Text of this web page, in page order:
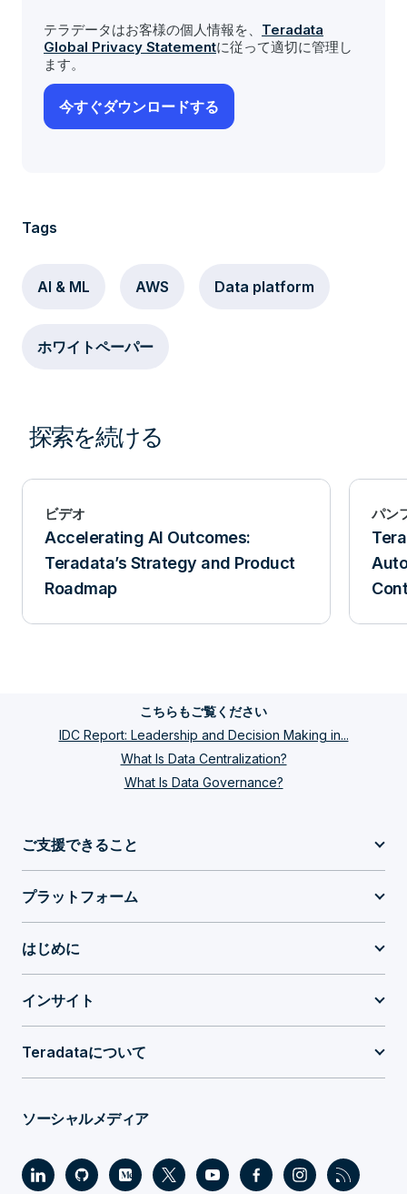
テラデータはお客様の個人情報を、 Teradata
Global Privacy Statementに従って適切に管理し
ます。
Tags
AI & ML AWS Data platform
ホワイトペーパー
探索を続ける
ビデオ
Accelerating AI Outcomes:
Teradata’s Strategy and Product
Roadmap
パン
こちらもご覧ください
IDC Report: Leadership and Decision Making in...
What Is Data Centralization?
What Is Data Governance?
ご支援できること
プラットフォーム
はじめに
インサイト
Teradataについて
ソーシャルメディア